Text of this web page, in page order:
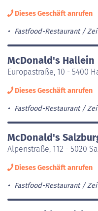
Dieses Geschäft anrufen
Fastfood-Restaurant
McDonald's Hallein
Europastraße, 10 - 5400
Dieses Geschäft anrufen
Fastfood-Restaurant
McDonald's
Alpenstraße, 112 - 5020
Dieses Geschäft anrufen
Fastfood-Restaurant